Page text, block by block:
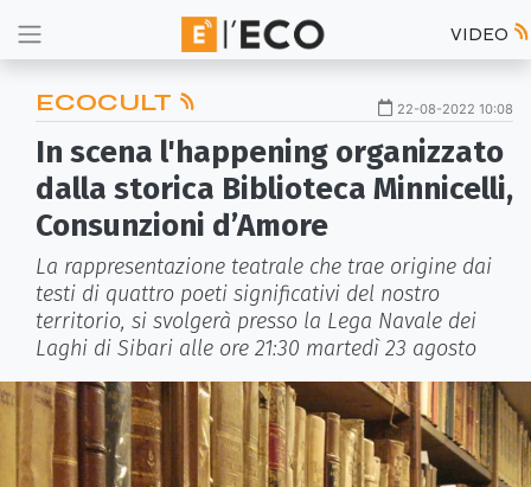
VIDEO
ECOCULT 22-08-2022 10:08
In scena l'happening organizzato
dalla storica Biblioteca Minnicelli,
Consunzioni d’Amore
La rappresentazione teatrale che trae origine dai
testi di quattro poeti significativi del nostro
territorio, si svolgerà presso la Lega Navale dei
Laghi di Sibari alle ore 21:30 martedì 23 agosto